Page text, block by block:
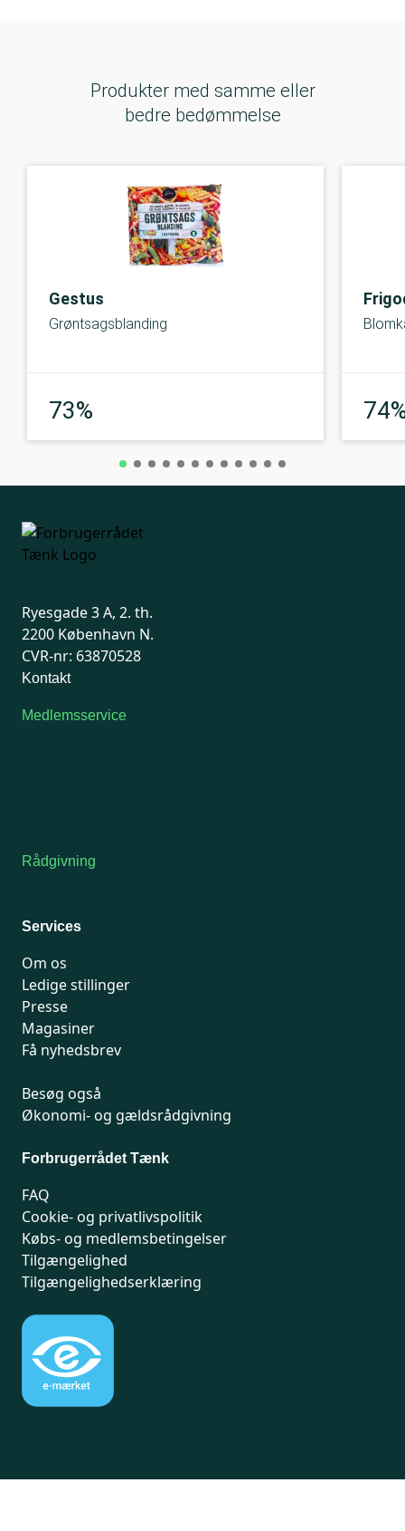
Produkter med samme eller
bedre bedømmelse
Gestus
Grøntsagsblanding
73%
Ryesgade 3 A, 2. th.
2200 København N.
CVR-nr: 63870528
Kontakt
Medlemsservice
Rådgivning
Services
Om os
Ledige stillinger
Presse
Magasiner
Få nyhedsbrev
Besøg også
Økonomi- og gældsrådgivning
Forbrugerrådet Tænk
FAQ
Cookie- og privatlivspolitik
Købs- og medlemsbetingelser
Tilgængelighed
Tilgængelighedserklæring